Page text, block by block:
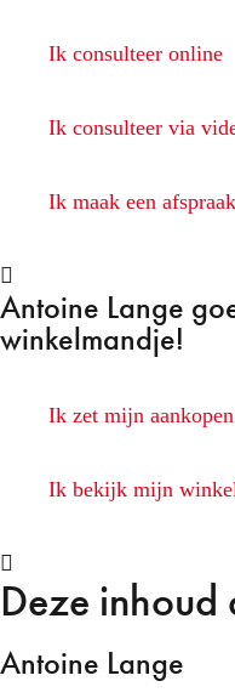
Ik consulteer online
Ik consulteer via
Ik maak een afspraak
Antoine Lange
winkelmandje!
Ik zet mijn
Ik bekijk mijn
Deze inhoud
Antoine Lange